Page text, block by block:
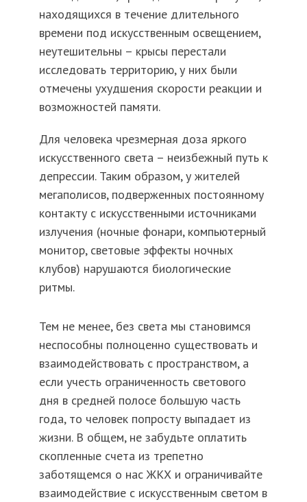
находящихся в течение длительного
времени под искусственным освещением,
неутешительны – крысы перестали
исследовать территорию, у них были
отмечены ухудшения скорости реакции и
возможностей памяти.
Для человека чрезмерная доза яркого
искусственного света – неизбежный путь к
депрессии. Таким образом, у жителей
мегаполисов, подверженных постоянному
контакту с искусственными источниками
излучения (ночные фонари, компьютерный
монитор, световые эффекты ночных
клубов) нарушаются биологические
ритмы.
Тем не менее, без света мы становимся
неспособны полноценно существовать и
взаимодействовать с пространством, а
если учесть ограниченность светового
дня в средней полосе большую часть
года, то человек попросту выпадает из
жизни. В общем, не забудьте оплатить
скопленные счета из трепетно
заботящемся о нас ЖКХ и ограничивайте
взаимодействие с искусственным светом в